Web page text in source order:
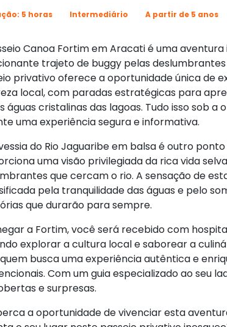
5 horas Intermediário A partir de 5 anos
Canoa Fortim em Aracati é uma
trajeto de buggy pelas deslumbrantes
privativo oferece a oportunidade única de
local, com paradas estratégicas para
águas cristalinas das lagoas. Tudo isso sob
uma experiência segura e informativa.
do Rio Jaguaribe em balsa é outro
uma visão privilegiada da rica vida
que cercam o rio. A sensação de
pela tranquilidade das águas e pelo
que durarão para sempre.
a Fortim, você será recebido com
explorar a cultura local e saborear a
busca uma experiência autêntica e
Com um guia especializado ao seu
e surpresas.
a oportunidade de vivenciar esta